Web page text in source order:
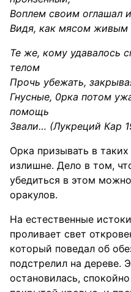
Воплем своим оглашал
Видя, как мясом живым
Те же, кому удавалось
телом
Прочь убежать,
Гнусные, 0рка потом
помощь
Звали… (Лукреций Кар
Орка призывать в
излишне. Дело в том,
убедиться в этом
оракулов.
На естественные
проливает свет
который поведал об
подстрелил на дереве.
остановилась,